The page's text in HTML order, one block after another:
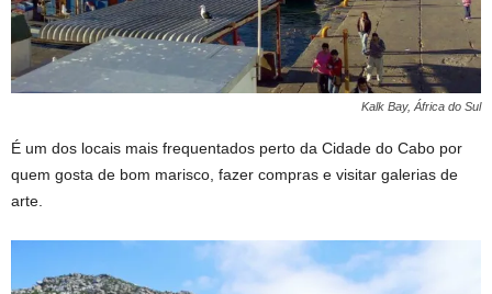
Kalk Bay, África do Sul
É um dos locais mais frequentados perto da Cidade do Cabo por
quem gosta de bom marisco, fazer compras e visitar galerias de
arte.